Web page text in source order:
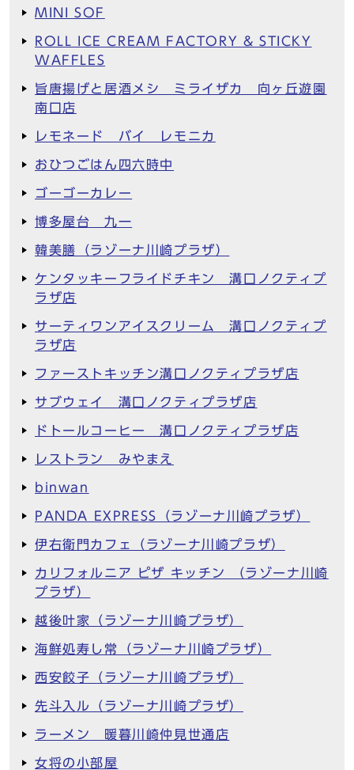
MINI SOF
ROLL ICE CREAM FACTORY & STICKY
WAFFLES
旨唐揚げと居酒メシ ミライザカ 向ヶ丘遊園
南口店
レモネード バイ レモニカ
おひつごはん四六時中
ゴーゴーカレー
博多屋台 九一
韓美膳（ラゾーナ川崎プラザ）
ケンタッキーフライドチキン 溝口ノクティプ
ラザ店
サーティワンアイスクリーム 溝口ノクティプ
ラザ店
ファーストキッチン溝口ノクティプラザ店
サブウェイ 溝口ノクティプラザ店
ドトールコーヒー 溝口ノクティプラザ店
レストラン みやまえ
binwan
PANDA EXPRESS（ラゾーナ川崎プラザ）
伊右衛門カフェ（ラゾーナ川崎プラザ）
カリフォルニア ピザ キッチン （ラゾーナ川崎
プラザ）
越後叶家（ラゾーナ川崎プラザ）
海鮮処寿し常（ラゾーナ川崎プラザ）
西安餃子（ラゾーナ川崎プラザ）
先斗入ル（ラゾーナ川崎プラザ）
ラーメン 暖暮川崎仲見世通店
女将の小部屋